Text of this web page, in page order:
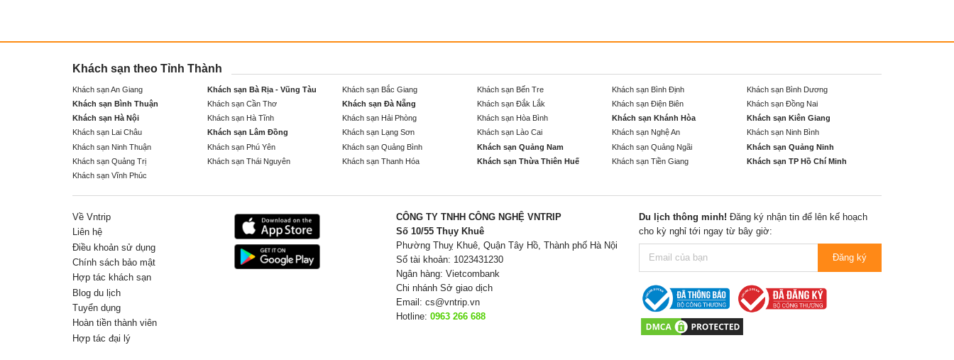
Khách sạn theo Tỉnh Thành
Khách sạn An Giang Khách sạn Bà Rịa - Vũng Tàu Khách sạn Bắc Giang Khách sạn Bến Tre Khách sạn Bình Định
Khách sạn Bình Dương
Khách sạn Bình Thuận
Khách sạn Cần Thơ Khách sạn Đà Nẵng Khách sạn Đắk Lắk Khách sạn Điện Biên
Khách sạn Đồng Nai
Khách sạn Hà Nội
Khách sạn Hà Tĩnh Khách sạn Hải Phòng Khách sạn Hòa Bình Khách sạn Khánh Hòa
Khách sạn Kiên Giang
Khách sạn Lai Châu
Khách sạn Lâm Đồng Khách sạn Lạng Sơn Khách sạn Lào Cai Khách sạn Nghệ An
Khách sạn Ninh Bình
Khách sạn Ninh Thuận
Khách sạn Phú Yên Khách sạn Quảng Bình Khách sạn Quảng Nam Khách sạn Quảng Ngãi
Khách sạn Quảng Ninh
Khách sạn Quảng Trị
Khách sạn Thái Nguyên Khách sạn Thanh Hóa Khách sạn Thừa Thiên Huế Khách sạn Tiền Giang
Khách sạn TP Hồ Chí Minh
Khách sạn Vĩnh Phúc
Về Vntrip
Liên hệ
Điều khoản sử dụng
Chính sách bảo mật
Hợp tác khách sạn
Blog du lịch
Tuyển dụng
Hoàn tiền thành viên
Hợp tác đại lý
CÔNG TY TNHH CÔNG NGHỆ VNTRIP
Số 10/55 Thụy Khuê
Phường Thuỵ Khuê, Quận Tây Hồ, Thành phố Hà Nội
Số tài khoản: 1023431230
Ngân hàng: Vietcombank
Chi nhánh Sở giao dịch
Email: cs@vntrip.vn
Hotline: 0963 266 688
Du lịch thông minh! Đăng ký nhận tin để lên kế hoạch
cho kỳ nghỉ tới ngay từ bây giờ:
Đăng ký